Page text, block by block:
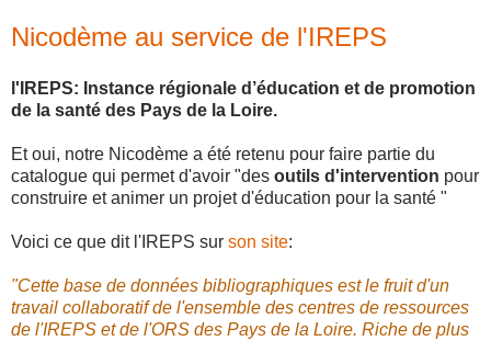
Nicodème au service de l'IREPS
l'IREPS: Instance régionale d’éducation et de promotion
de la santé des Pays de la Loire.
Et oui, notre Nicodème a été retenu pour faire partie du
catalogue qui permet d'avoir "des outils d'intervention pour
construire et animer un projet d'éducation pour la santé "
Voici ce que dit l'IREPS sur son site:
"Cette base de données bibliographiques est le fruit d'un
travail collaboratif de l'ensemble des centres de ressources
de l'IREPS et de l'ORS des Pays de la Loire. Riche de plus